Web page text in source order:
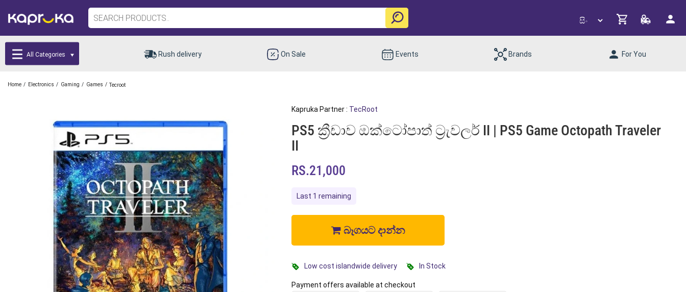
All Categories Rush delivery On Sale Events Brands For You
Home / Electronics / Gaming / Games / Tecroot
Kapruka Partner : TecRoot
PS5 ක්‍රීඩාව ඔක්ටෝපාත් ට්‍රැවලර් II | PS5 Game Octopath Traveler
II
RS.21,000
Last 1 remaining
බෑගයට දාන්න
Low cost islandwide delivery In Stock
Payment offers available at checkout